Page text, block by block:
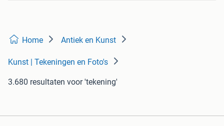
Home Antiek en Kunst
Kunst | Tekeningen en Foto's
3.680 resultaten voor 'tekening'